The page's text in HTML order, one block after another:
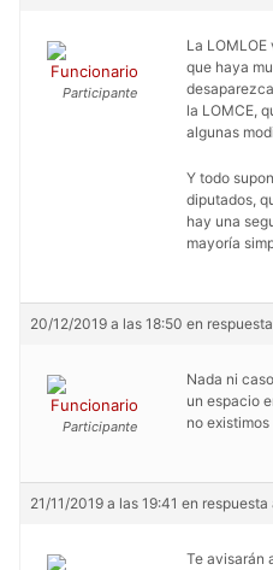
Funcionario
Participante
La
que haya
la LOMCE,
algunas
Y todo
diputados,
hay una
mayoría
20/12/2019 a las 18:50 en
Funcionario
Participante
Nada ni
un espacio
no
21/11/2019 a las 19:41 en respuesta
Te avisarán